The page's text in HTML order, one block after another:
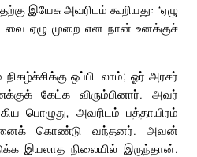
இயேசு அவரிடம் கூறியது: “ஏழு
ஏழு முறை என நான் உனக்குச்
ஒப்பிடலாம்; ஓர் அரசர்
கேட்க விரும்பினார். அவர்
பொழுது, அவரிடம் பத்தாயிரம்
கொண்டு வந்தனர். அவன்
இயலாத நிலையில் இருந்தான்.